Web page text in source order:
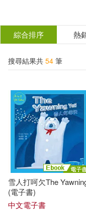
結
分類 (單選)
所有商品(54)
電子書(9)
作者 (可複選)
Coleen
綜合排序 熱
搜尋結果共 54 筆
雪人打呵欠The
(電子書)
中文電子書